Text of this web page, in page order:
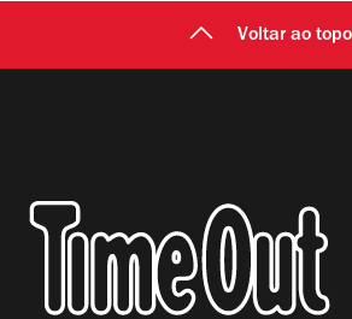
Voltar ao topo